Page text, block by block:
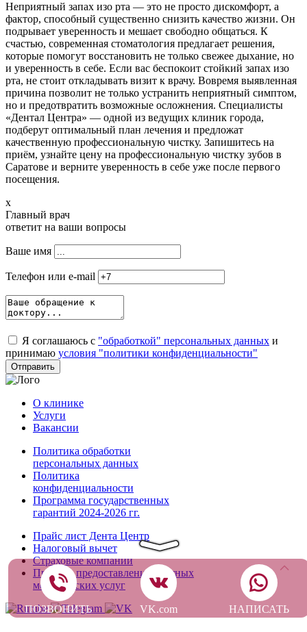
Неприятный запах изо рта — это не просто дискомфорт, а
фактор, способный существенно снизить качество жизни. Он
подрывает уверенность и мешает свободно общаться. К
счастью, современная стоматология предлагает решения,
которые помогут восстановить не только свежее дыхание, но
и уверенность в себе. Если вас беспокоит стойкий запах изо
рта, не стоит откладывать визит к врачу. Вовремя выявленная
причина позволит не только устранить неприятный симптом,
но и предотвратить возможные осложнения. Специалисты
«Дентал Центра» — одной из ведущих клиник города,
подберут оптимальный план лечения и предложат
качественную профессиональную чистку. Запишитесь на
приём, узнайте цену на профессиональную чистку зубов в
Саратове и верните уверенность в себе уже после первого
посещения.
x
Главный врач
ответит на ваши вопросы
Ваше имя
Телефон или e-mail
Я соглашаюсь с "обработкой" персональных данных и
принимаю условия "политики конфиденциальности"
О клинике
Услуги
Вакансии
Политика обработки
персональных данных
Политика
конфиденциальности
Программа государственных
гарантий 2024-2026 гг.
Прайс лист Дента Центр
Налоговый вычет
Страховые компании
Правила предоставления платных
медицинских услуг
ПОЗВОНИТЬ VK.com НАПИСАТЬ